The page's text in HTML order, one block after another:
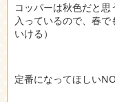
コッパーは秋色だと
入っているので、春
いける）
定番になってほしい